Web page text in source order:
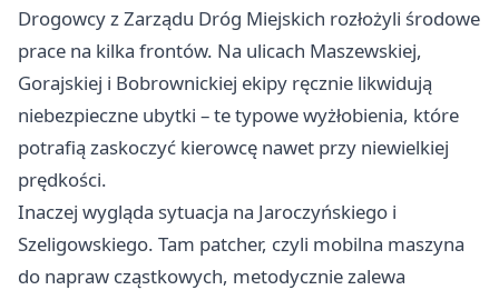
Drogowcy z Zarządu Dróg Miejskich rozłożyli środowe
prace na kilka frontów. Na ulicach Maszewskiej,
Gorajskiej i Bobrownickiej ekipy ręcznie likwidują
niebezpieczne ubytki – te typowe wyżłobienia, które
potrafią zaskoczyć kierowcę nawet przy niewielkiej
prędkości.
Inaczej wygląda sytuacja na Jaroczyńskiego i
Szeligowskiego. Tam patcher, czyli mobilna maszyna
do napraw cząstkowych, metodycznie zalewa